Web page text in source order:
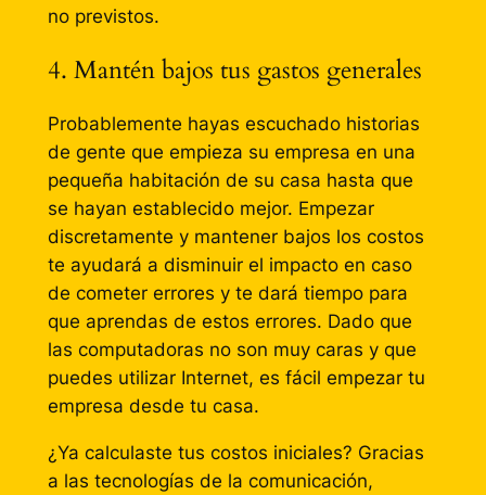
no previstos.
4. Mantén bajos tus gastos generales
Probablemente hayas escuchado historias
de gente que empieza su empresa en una
pequeña habitación de su casa hasta que
se hayan establecido mejor. Empezar
discretamente y mantener bajos los costos
te ayudará a disminuir el impacto en caso
de cometer errores y te dará tiempo para
que aprendas de estos errores. Dado que
las computadoras no son muy caras y que
puedes utilizar Internet, es fácil empezar tu
empresa desde tu casa.
¿Ya calculaste tus costos iniciales? Gracias
a las tecnologías de la comunicación,